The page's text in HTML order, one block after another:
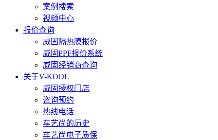
案例搜索
视频中心
报价查询
威固隔热膜报价
威固PPF报价系统
威固经销商查询
关于V-KOOL
威固授权门店
咨询预约
热线电话
车艺尚的历史
车艺尚电子质保